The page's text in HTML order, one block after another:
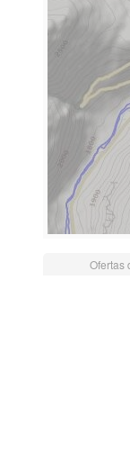
Ofertas